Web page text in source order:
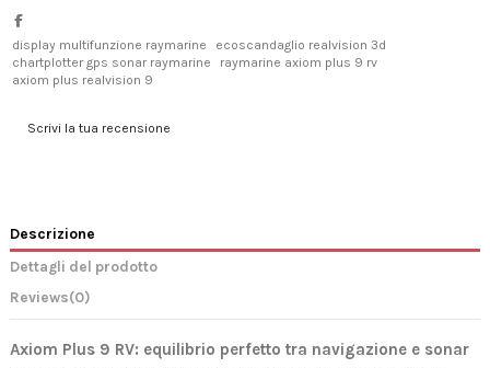
display multifunzione raymarine
ecoscandaglio realvision 3d
chartplotter gps sonar raymarine
raymarine axiom plus 9 rv
axiom plus realvision 9
Scrivi la tua recensione
Descrizione
Dettagli del prodotto
Reviews(0)
Axiom Plus 9 RV: equilibrio perfetto tra navigazione e sonar